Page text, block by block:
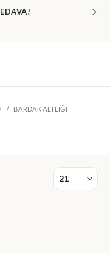
BARDAK ALTLIĞI